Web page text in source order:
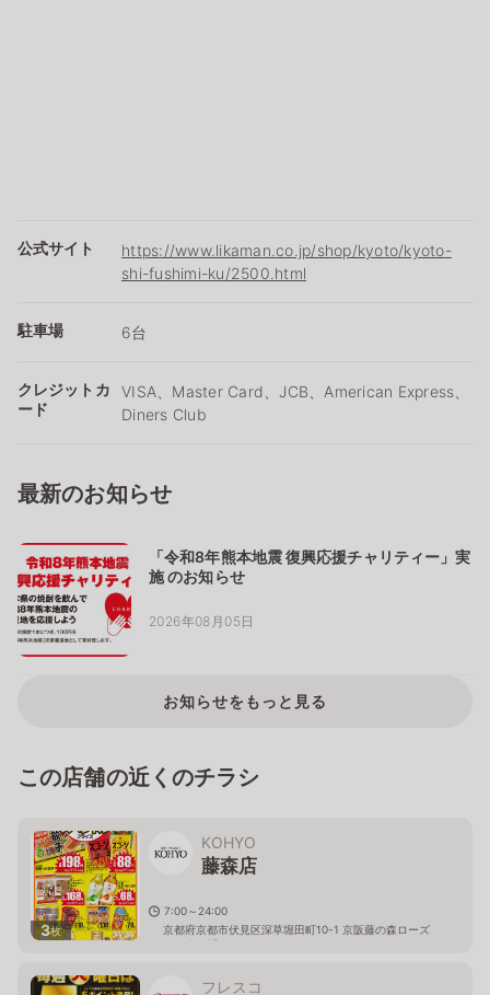
公式サイト
https://www.likaman.co.jp/shop/kyoto/kyoto-
shi-fushimi-ku/2500.html
駐車場 6台
クレジットカ
ード
VISA、Master Card、JCB、American Express、
Diners Club
最新のお知らせ
「令和8年熊本地震 復興応援チャリティー」実
施 のお知らせ
2026年08月05日
お知らせをもっと見る
この店舗の近くのチラシ
3枚
KOHYO
藤森店
7:00～24:00
京都府京都市伏見区深草堀田町10-1 京阪藤の森ローズ
センター1F
フレスコ